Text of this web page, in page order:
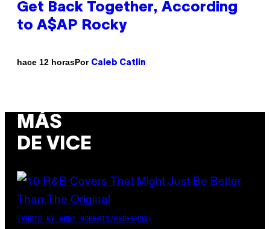
Get Back Together, According
to A$AP Rocky
hace 12 horasPor Caleb Catlin
MÁS
DE VICE
(PHOTO BY EBET ROBERTS/REDFERNS)